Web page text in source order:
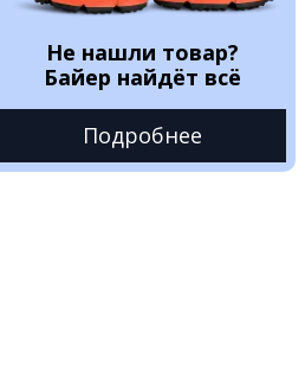
Не нашли товар?
Байер найдёт всё
Подробнее